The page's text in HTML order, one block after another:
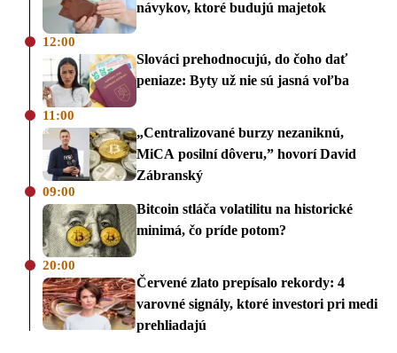
návykov, ktoré budujú majetok
12:00
Slováci prehodnocujú, do čoho dať
peniaze: Byty už nie sú jasná voľba
11:00
„Centralizované burzy nezaniknú,
MiCA posilní dôveru,” hovorí David
Zábranský
09:00
Bitcoin stláča volatilitu na historické
minimá, čo príde potom?
20:00
Červené zlato prepísalo rekordy: 4
varovné signály, ktoré investori pri medi
prehliadajú